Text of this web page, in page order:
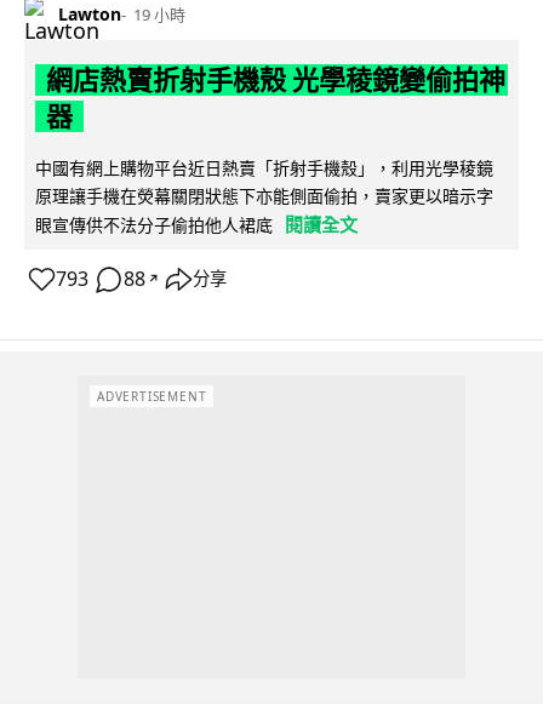
Lawton 19 小時
網店熱賣折射手機殼 光學稜鏡變偷拍神
器
中國有網上購物平台近日熱賣「折射手機殼」，利用光學稜鏡
原理讓手機在熒幕關閉狀態下亦能側面偷拍，賣家更以暗示字
眼宣傳供不法分子偷拍他人裙底
閱讀全文
793 88 ↗ 分享
ADVERTISEMENT